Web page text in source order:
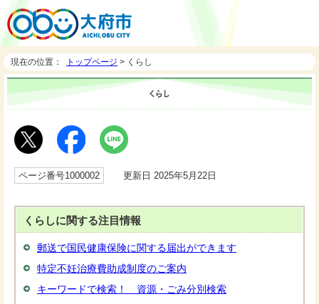
現在の位置： トップページ > くらし
ページ番号1000002 更新日 2025年5月22日
くらしに関する注目情報
郵送で国民健康保険に関する届出ができます
特定不妊治療費助成制度のご案内
キーワードで検索！ 資源・ごみ分別検索